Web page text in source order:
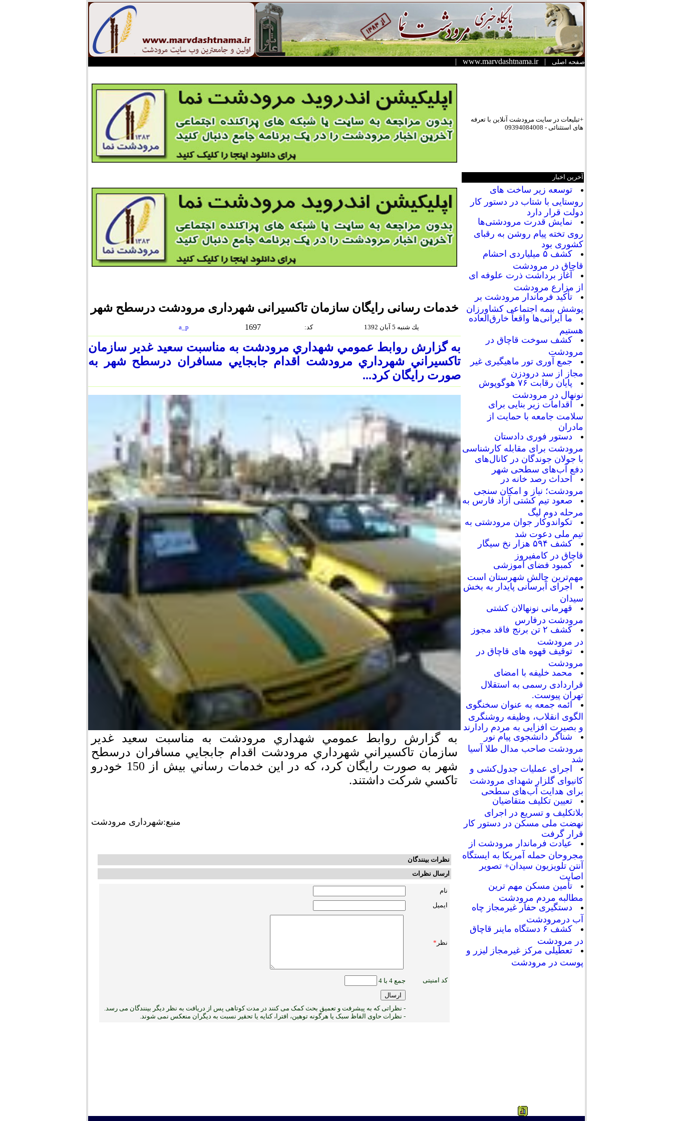
صفحه اصلی |
www.marvdashtnama.ir
|
+تبلیعات در سایت مرودشت آنلاین با تعرفه
های استثنائی - 09394084008
آخرین اخبار
توسعه زیر ساخت های
روستایی با شتاب در دستور کار
دولت قرار دارد
نمایش قدرت مرودشتی‌ها
روی تخته پیام روشن به رقبای
کشوری بود
کشف ۵ میلیاردی احشام
قاچاق در مرودشت
آغاز برداشت ذرت علوفه ای
از مزارع مرودشت
تأکید فرماندار مرودشت بر
پوشش بیمه اجتماعی کشاورزان
ما ایرانی‌ها واقعاً خارق‌العاده
هستیم
کشف سوخت قاچاق در
مرودشت
جمع آوری تور ماهیگیری غیر
مجاز از سد درودزن
پایان رقابت‌ ۷۶ هوگوپوش
نونهال در مرودشت
اقدامات زیر بنایی برای
سلامت جامعه با حمایت از
مادران
دستور فوری دادستان
مرودشت برای مقابله کارشناسی
با جولان جوندگان در کانال‌های
دفع آب‌های سطحی شهر
احداث رصد خانه در
مرودشت؛ نیاز و امکان سنجی
صعود تیم کشتی آزاد فارس به
مرحله دوم لیگ
تکواندوکار جوان مرودشتی به
تیم ملی دعوت شد
کشف ۵۹۴ هزار نخ سیگار
قاچاق در کامفیروز
کمبود فضای آموزشی
مهم‌ترین چالش شهرستان است
اجرای آبرسانی پایدار به بخش
سیدان
قهرمانی نونهالان کشتی
مرودشت درفارس
کشف ۲ تن برنج فاقد مجوز
در مرودشت
توقیف قهوه های قاچاق در
مرودشت
محمد خلیفه با امضای
قراردادی رسمی به استقلال
تهران پیوست.
ائمه جمعه به عنوان سخنگوی
الگوی انقلاب، وظیفه روشنگری
و بصیرت افزایی به مردم رادارند
شناگر دانشجوی پیام نور
مرودشت صاحب مدال طلا آسیا
شد
اجرای عملیات جدول‌کشی و
کانیوای گلزار شهدای مرودشت
برای هدایت آب‌های سطحی
تعیین تکلیف متقاضیان
بلاتکلیف و تسریع در اجرای
نهضت ملی مسکن در دستور کار
قرار گرفت
عیادت فرماندار مرودشت از
مجروحان حمله آمریکا به ایستگاه
آنتن تلویزیون سیدان+ تصویر
اصابت
تأمین مسکن مهم ترین
مطالبه مردم مرودشت
دستگیری حفار غیرمجاز چاه
آب درمرودشت
کشف ۶ دستگاه ماینر قاچاق
در مرودشت
تعطیلی مرکز غیرمجاز لیزر و
پوست در مرودشت
خدمات رسانی رایگان سازمان تاکسیرانی شهرداری مرودشت درسطح شهر
a_p 1697 :كد يك شنبه 5 آبان 1392
به گزارش روابط عمومي شهداري مرودشت به مناسبت سعيد غدير سازمان
تاكسيراني شهرداري مرودشت اقدام جابجايي مسافران درسطح شهر به
صورت رايگان كرد...
به گزارش روابط عمومي شهداري مرودشت به مناسبت سعيد غدير
سازمان تاكسيراني شهرداري مرودشت اقدام جابجايي مسافران درسطح
شهر به صورت رايگان كرد، كه در اين خدمات رساني بيش از 150 خودرو
تاكسي شركت داشتند.
منبع:شهرداری مرودشت
نظرات بینندگان
ارسال نظرات
نام
ایمیل
نظر *
کد امنیتی جمع 4 با 4
- نظراتی که به پیشرفت و تعمیق بحث کمک می کنند در مدت کوتاهی پس از دریافت به نظر دیگر بینندگان می رسد.
- نظرات حاوی الفاظ سبک یا هرگونه توهین، افترا، کنایه یا تحقیر نسبت به دیگران منعکس نمی ‏شوند.